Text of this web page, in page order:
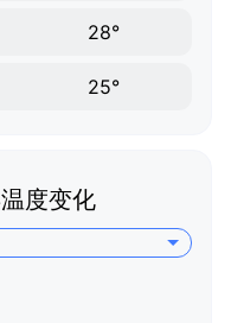
28°
25°
度变化